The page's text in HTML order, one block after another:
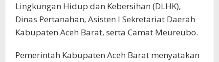
Lingkungan Hidup dan Kebersihan (DLHK),
Dinas Pertanahan, Asisten I Sekretariat Daerah
Kabupaten Aceh Barat, serta Camat Meureubo.
Pemerintah Kabupaten Aceh Barat menyatakan